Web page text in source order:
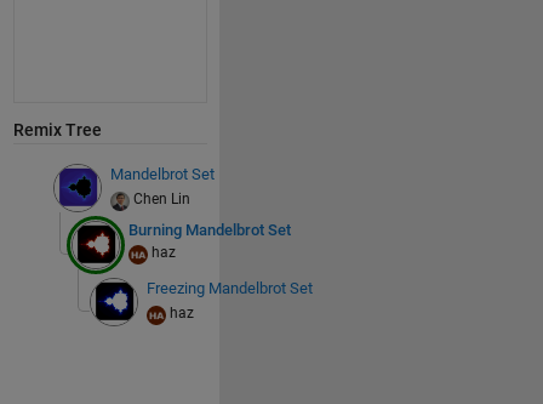
Remix Tree
Mandelbrot Set
Chen Lin
Burning Mandelbrot Set
haz
Freezing Mandelbrot Set
haz